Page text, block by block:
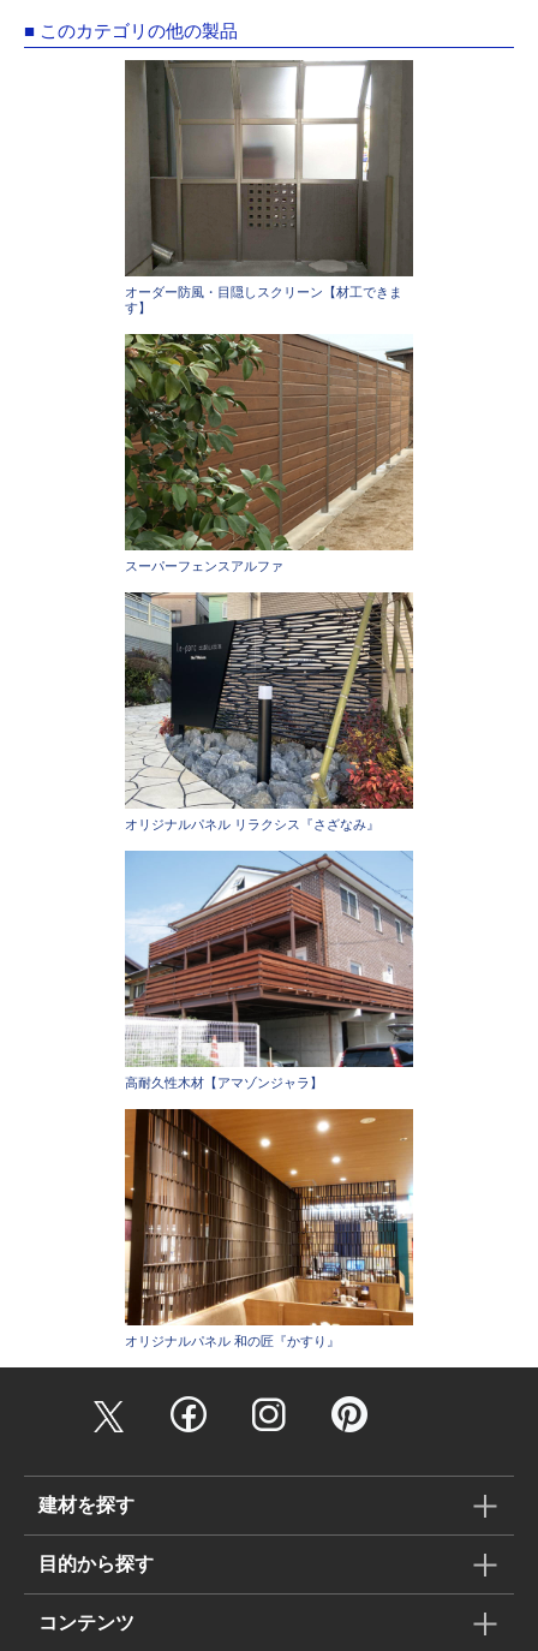
■ このカテゴリの他の製品
オーダー防風・目隠しスクリーン【材工できま
す】
スーパーフェンスアルファ
オリジナルパネル リラクシス『さざなみ』
高耐久性木材【アマゾンジャラ】
オリジナルパネル 和の匠『かすり』
建材を探す
目的から探す
コンテンツ